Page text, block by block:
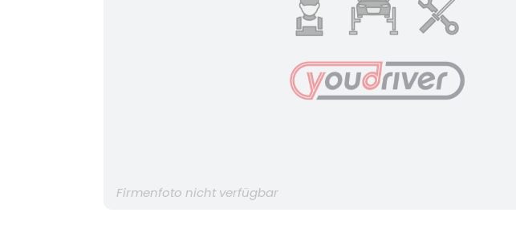
Firmenfoto nicht verfügbar